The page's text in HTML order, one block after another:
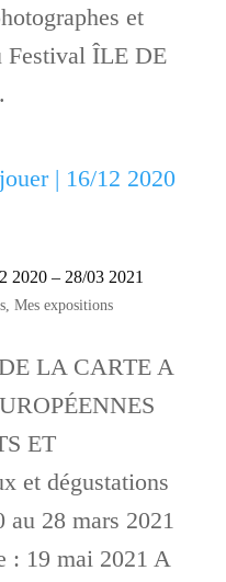
et
Festival ÎLE DE
2020 – 28/03 2021
, Mes expositions
LA CARTE A
ET
et dégustations
au 28 mars 2021
: 19 mai 2021 A